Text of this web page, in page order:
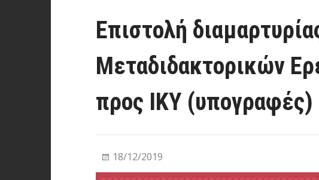
Επιστολή
Μεταδιδακτορικών
προς ΙΚΥ (υπογραφές)
18/12/2019